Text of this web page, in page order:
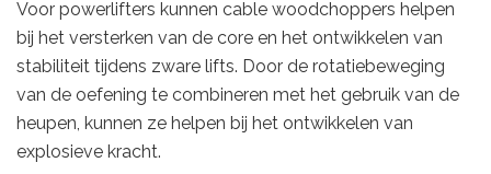
Voor powerlifters kunnen cable woodchoppers helpen
bij het versterken van de core en het ontwikkelen van
stabiliteit tijdens zware lifts. Door de rotatiebeweging
van de oefening te combineren met het gebruik van de
heupen, kunnen ze helpen bij het ontwikkelen van
explosieve kracht.